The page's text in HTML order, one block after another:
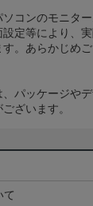
コンのモニタ
定等により、
。あらかじめご
パッケージや
ざいます。
て